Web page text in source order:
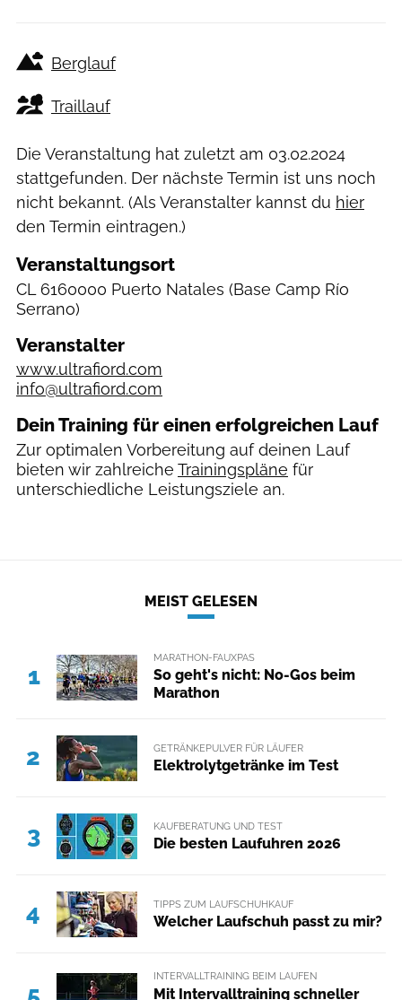
Berglauf
Traillauf
Die Veranstaltung hat zuletzt am 03.02.2024
stattgefunden. Der nächste Termin ist uns noch
nicht bekannt. (Als Veranstalter kannst du hier
den Termin eintragen.)
Veranstaltungsort
CL 6160000 Puerto Natales (Base Camp Río
Serrano)
Veranstalter
www.ultrafiord.com
info@ultrafiord.com
Dein Training für einen erfolgreichen Lauf
Zur optimalen Vorbereitung auf deinen Lauf
bieten wir zahlreiche Trainingspläne für
unterschiedliche Leistungsziele an.
MEIST GELESEN
1
MARATHON-FAUXPAS
So geht's nicht: No-Gos beim
Marathon
2 GETRÄNKEPULVER FÜR LÄUFER
Elektrolytgetränke im Test
3 KAUFBERATUNG UND TEST
Die besten Laufuhren 2026
4 TIPPS ZUM LAUFSCHUHKAUF
Welcher Laufschuh passt zu mir?
5
INTERVALLTRAINING BEIM LAUFEN
Mit Intervalltraining schneller